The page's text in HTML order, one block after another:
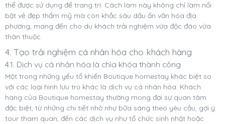
thể được sử dụng để trang trí. Cách làm này không chỉ làm nổi
bật vẻ đẹp thẩm mỹ mà còn khắc sâu dấu ấn văn hóa địa
phương, mang đến cho du khách trải nghiệm vừa độc đáo vừa
thân thuộc.
4. Tạo trải nghiệm cá nhân hóa cho khách hàng
4.1. Dịch vụ cá nhân hóa là chìa khóa thành công
Một trong những yếu tố khiến Boutique homestay khác biệt so
với các loại hình lưu trú khác là dịch vụ cá nhân hóa. Khách
hàng của Boutique homestay thường mong đợi sự quan tâm
đặc biệt, từ những chi tiết nhỏ như bữa sáng theo yêu cầu, gợi ý
tour tham quan, đến các dịch vụ như tổ chức sinh nhật hoặc